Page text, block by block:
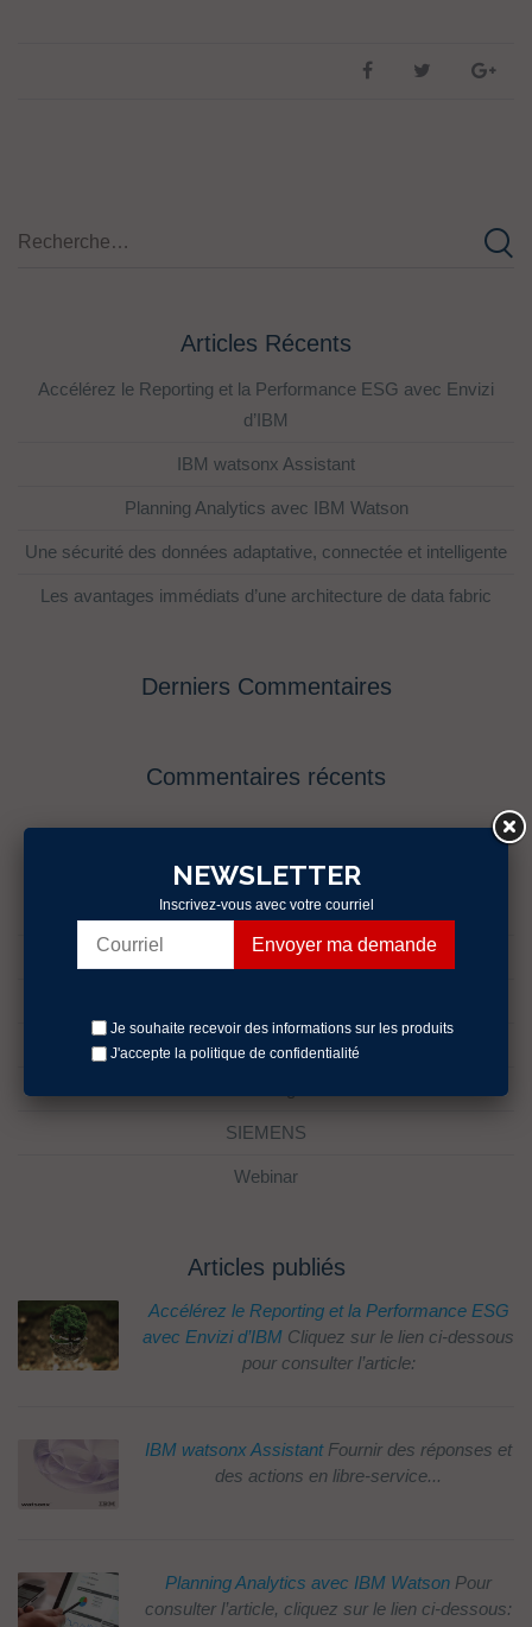
Articles Récents
Accélérez le Reporting et la Performance ESG avec Envizi
d’IBM
IBM watsonx Assistant
Planning Analytics avec IBM Watson
Une sécurité des données adaptative, connectée et intelligente
Les avantages immédiats d’une architecture de data fabric
Derniers Commentaires
Commentaires récents
Catégories
Évènements
fr
Rocket D3
SIEMENS
Webinar
Articles publiés
Accélérez le Reporting et la Performance ESG
avec Envizi d’IBM Cliquez sur le lien ci-dessous
pour consulter l’article:
IBM watsonx Assistant Fournir des réponses et
des actions en libre-service...
Planning Analytics avec IBM Watson Pour
consulter l’article, cliquez sur le lien ci-dessous:
NEWSLETTER
Inscrivez-vous avec votre courriel
Je souhaite recevoir des informations sur les produits
J'accepte la politique de confidentialité